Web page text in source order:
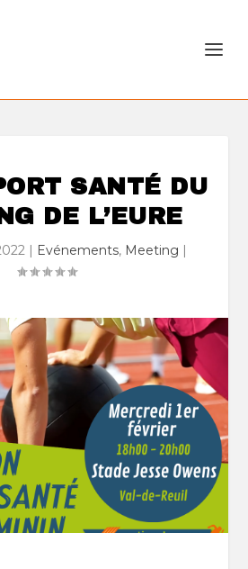
SANTÉ DU
DE L’EURE
| Evénements, Meeting |